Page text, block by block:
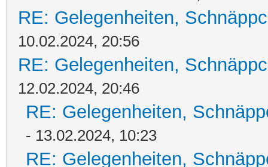
RE: Gelegenheiten,
10.02.2024, 20:56
RE: Gelegenheiten,
12.02.2024, 20:46
RE: Gelegenheiten,
- 13.02.2024, 10:23
RE: Gelegenheiten,